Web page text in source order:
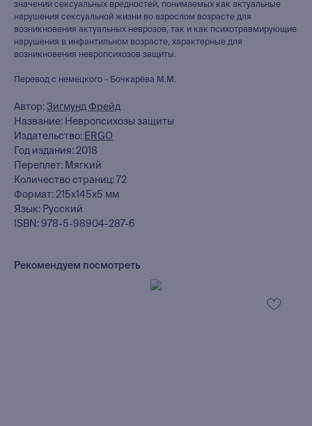
значении сексуальных вредностей, понимаемых как актуальные
нарушения сексуальной жизни во взрослом возрасте для
возникновения актуальных неврозов, так и как психотравмирующие
нарушения в инфантильном возрасте, характерные для
возникновения невропсихозов защиты.
Перевод с немецкого - Бочкарёва М.М.
Автор: Зигмунд Фрейд
Название: Невропсихозы защиты
Издательство: ERGO
Год издания: 2018
Переплет: Мягкий
Количество страниц: 72
Формат: 215x145x5 мм
Язык: Русский
ISBN: 978-5-98904-287-6
Рекомендуем посмотреть